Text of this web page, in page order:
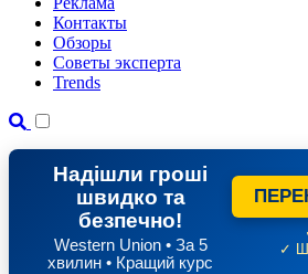
Контакты
Обзоры
Советы эксперта
Trends
Надішли гроші
швидко та
безпечно!
Western Union • За 5
хвилин • Кращий курс
✓